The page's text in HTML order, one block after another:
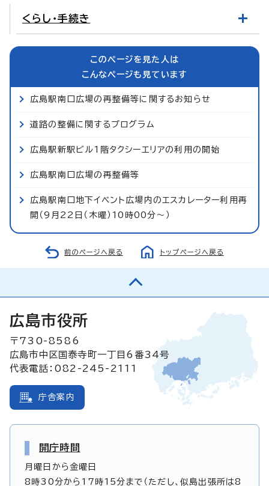
くらし・手続き
このページを見た人は
こんなページも見ています
広島駅南口広場の再整備等に関するお知らせ
道路の整備に関するプログラム
広島駅新駅ビル1階タクシーエリアの利用の開始
広島駅南口広場の再整備等
広島駅南口地下イベント広場内のエスカレーター利用再
開（9月22日（木曜）10時00分～）
前のページへ戻る トップページへ戻る
広島市役所
〒730-8586
広島市中区国泰寺町一丁目6番34号
代表電話：082-245-2111
庁舎案内
開庁時間
月曜日から金曜日
8時30分から17時15分まで（ただし、似島出張所は8